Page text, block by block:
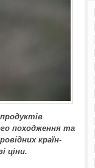
походження та
країн-
ціни.